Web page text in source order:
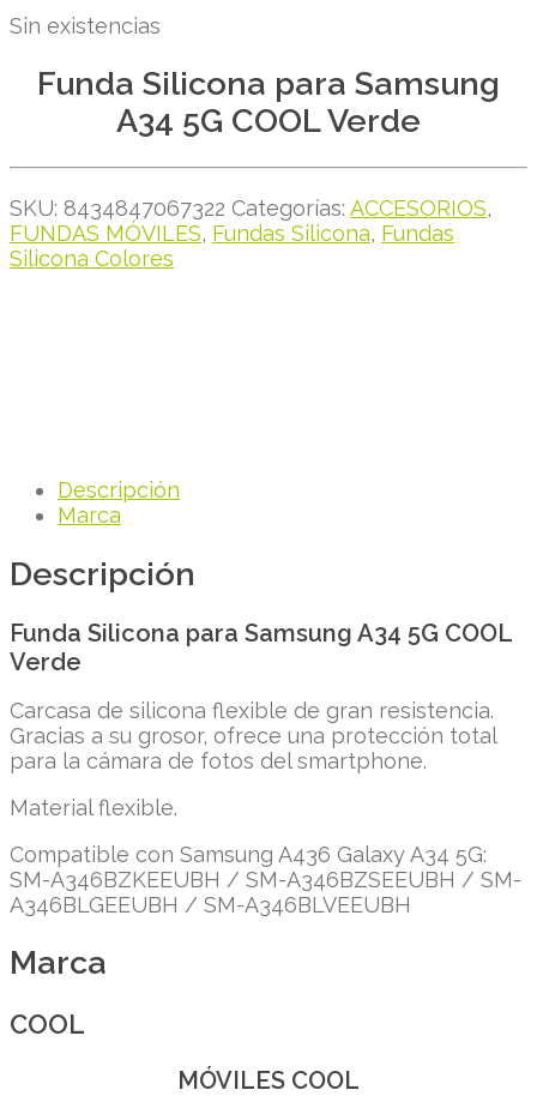
Sin existencias
Funda Silicona para Samsung
A34 5G COOL Verde
SKU: 8434847067322 Categorías: ACCESORIOS,
FUNDAS MÓVILES, Fundas Silicona, Fundas
Silicona Colores
Descripción
Marca
Descripción
Funda Silicona para Samsung A34 5G COOL
Verde
Carcasa de silicona flexible de gran resistencia.
Gracias a su grosor, ofrece una protección total
para la cámara de fotos del smartphone.
Material flexible.
Compatible con Samsung A436 Galaxy A34 5G:
SM-A346BZKEEUBH / SM-A346BZSEEUBH / SM-
A346BLGEEUBH / SM-A346BLVEEUBH
Marca
COOL
MÓVILES COOL